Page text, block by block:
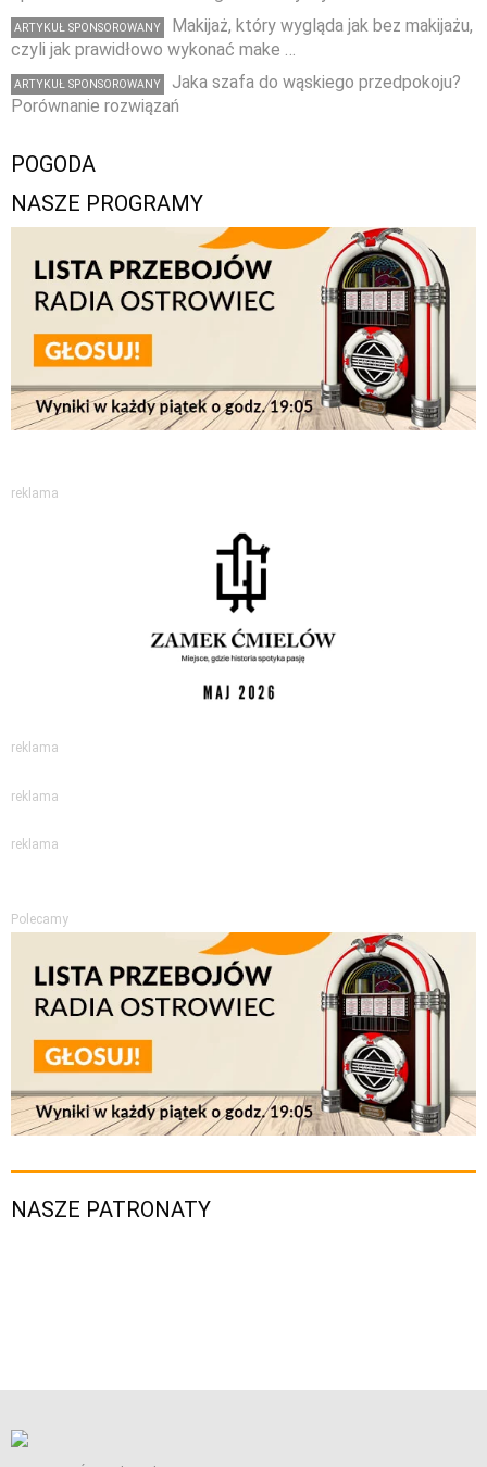
ARTYKUŁ SPONSOROWANY
Makijaż, który wygląda jak bez makijażu,
czyli jak prawidłowo wykonać make …
ARTYKUŁ SPONSOROWANY
Jaka szafa do wąskiego przedpokoju?
Porównanie rozwiązań
POGODA
NASZE PROGRAMY
reklama
reklama
reklama
reklama
Polecamy
NASZE PATRONATY